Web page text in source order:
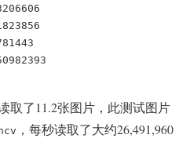
取了11.2张图片，此测试图片
，每秒读取了大约26,491,960